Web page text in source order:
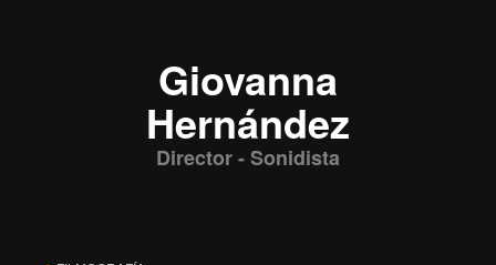
Giovanna
Hernández
Director - Sonidista